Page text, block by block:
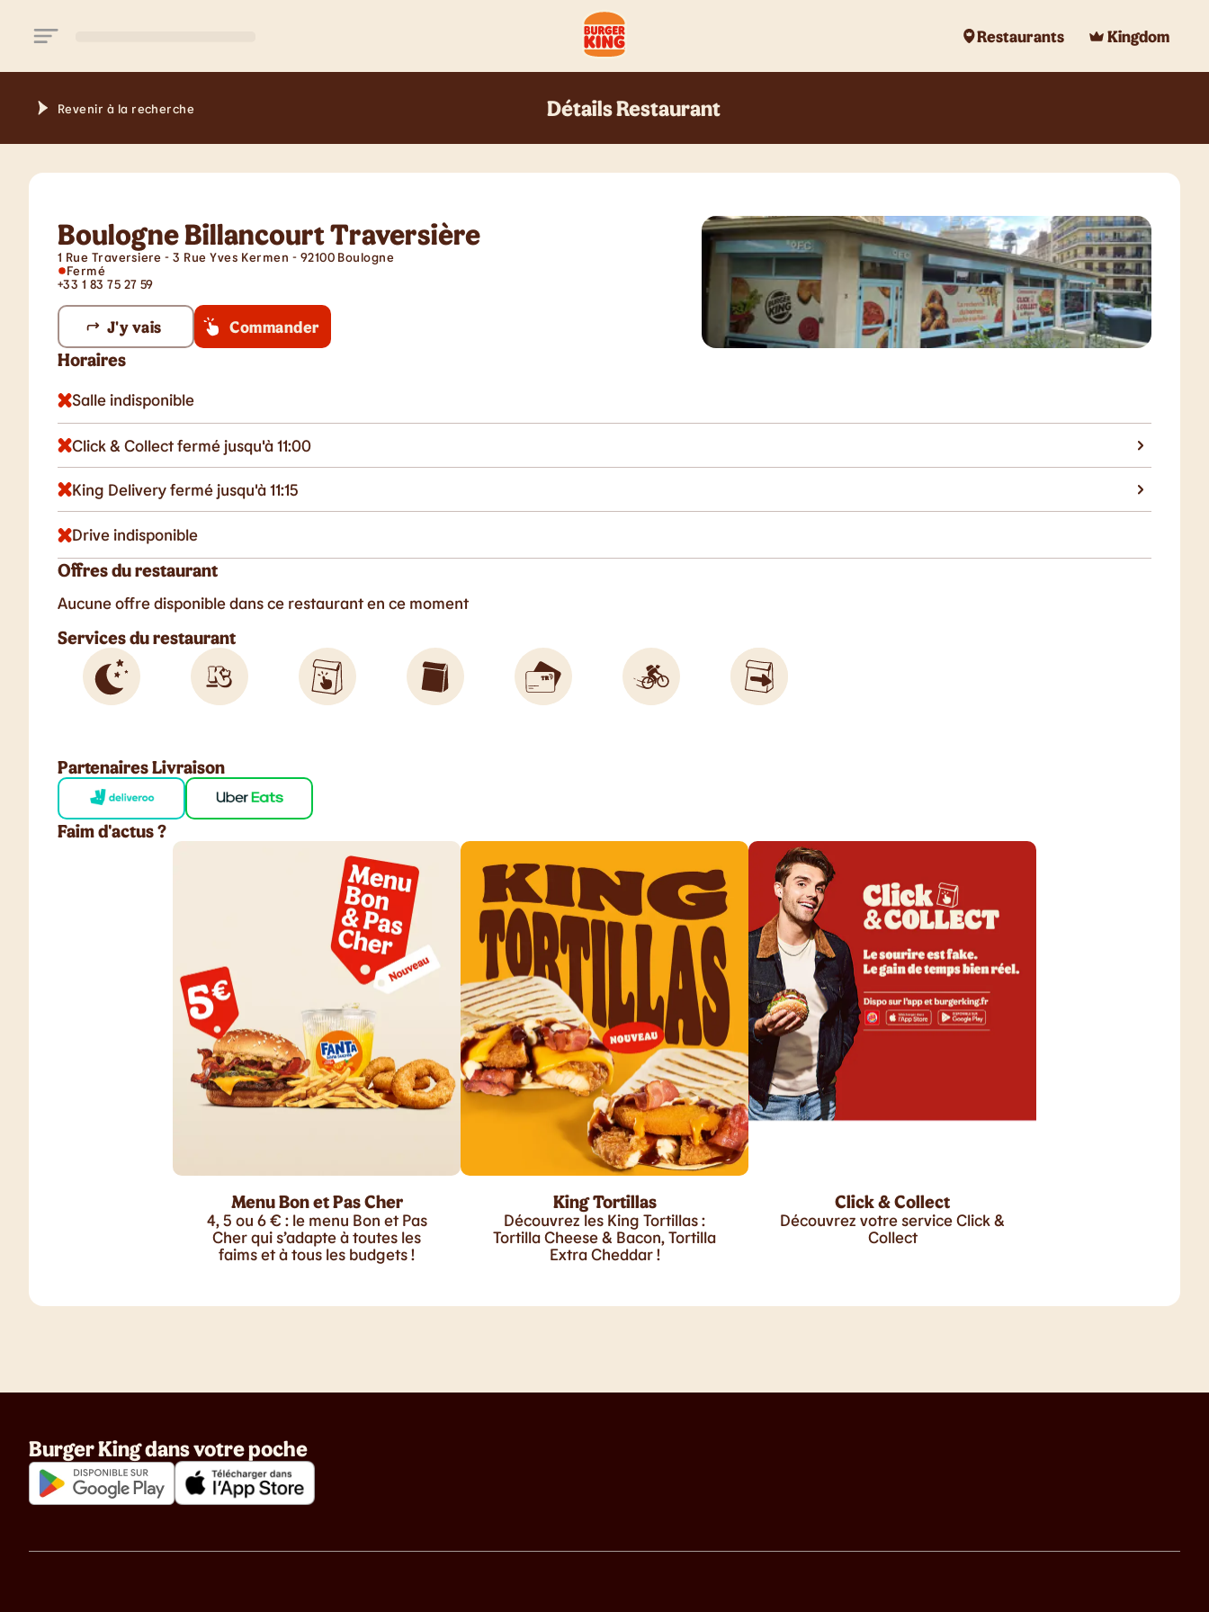
Restaurants
Kingdom
Revenir à la recherche Détails Restaurant
Boulogne Billancourt Traversière
1 Rue Traversiere - 3 Rue Yves Kermen - 92100 Boulogne
Fermé
+33 1 83 75 27 59
J'y vais Commander
Horaires
Salle indisponible
Click & Collect fermé jusqu'à 11:00
King Delivery fermé jusqu'à 11:15
Drive indisponible
Offres du restaurant
Aucune offre disponible dans ce restaurant en ce moment
Services du restaurant
Partenaires Livraison
Faim d'actus ?
Menu Bon et Pas Cher
4, 5 ou 6 € : le menu Bon et Pas
Cher qui s’adapte à toutes les
faims et à tous les budgets !
King Tortillas
Découvrez les King Tortillas :
Tortilla Cheese & Bacon, Tortilla
Extra Cheddar !
Click & Collect
Découvrez votre service Click &
Collect
Burger King dans votre poche